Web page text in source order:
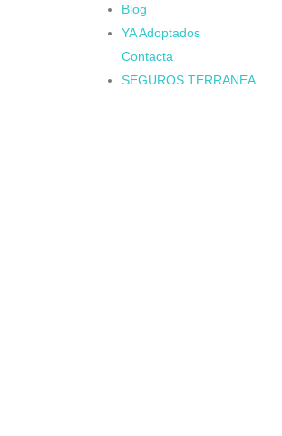
Blog
YA Adoptados
Contacta
SEGUROS TERRANEA